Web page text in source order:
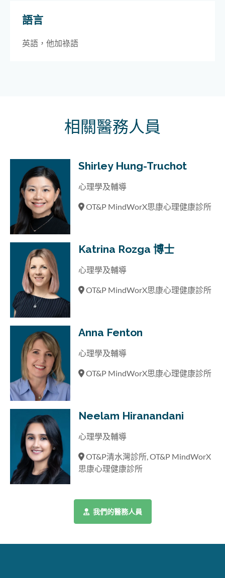
語言
英語，他加祿語
相關醫務人員
Shirley Hung-Truchot
心理學及輔導
OT&P MindWorX思康心理健康診所
Katrina Rozga 博士
心理學及輔導
OT&P MindWorX思康心理健康診所
Anna Fenton
心理學及輔導
OT&P MindWorX思康心理健康診所
Neelam Hiranandani
心理學及輔導
OT&P清水灣診所, OT&P MindWorX
思康心理健康診所
我們的醫務人員